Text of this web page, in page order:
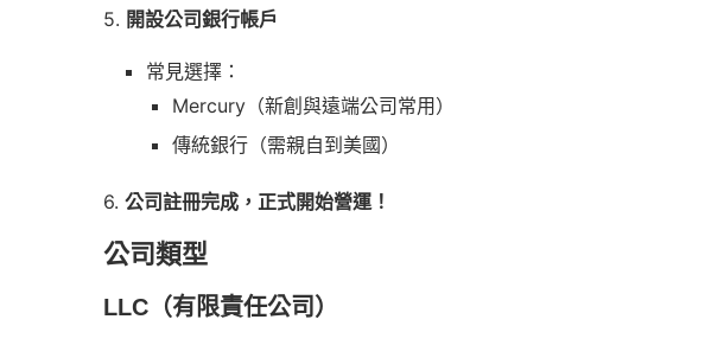
5. 開設公司銀行帳戶
常見選擇：
Mercury（新創與遠端公司常用）
傳統銀行（需親自到美國）
6. 公司註冊完成，正式開始營運！
公司類型
LLC（有限責任公司）